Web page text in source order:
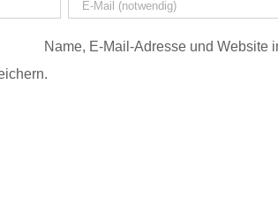
Name, E-Mail-Adresse und Website